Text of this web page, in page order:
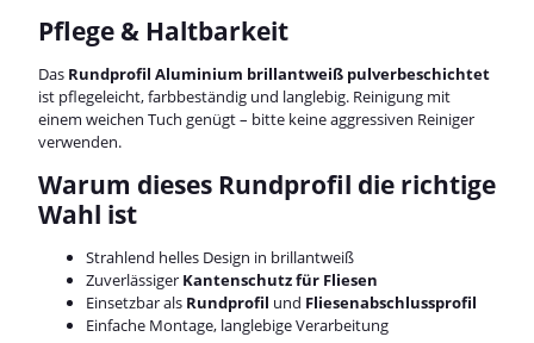
Pflege & Haltbarkeit
Das Rundprofil Aluminium brillantweiß pulverbeschichtet
ist pflegeleicht, farbbeständig und langlebig. Reinigung mit
einem weichen Tuch genügt – bitte keine aggressiven Reiniger
verwenden.
Warum dieses Rundprofil die richtige
Wahl ist
Strahlend helles Design in brillantweiß
Zuverlässiger Kantenschutz für Fliesen
Einsetzbar als Rundprofil und Fliesenabschlussprofil
Einfache Montage, langlebige Verarbeitung